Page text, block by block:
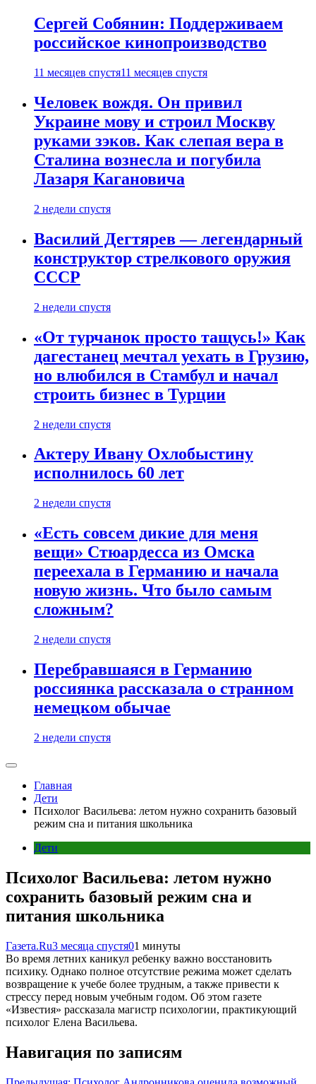
Сергей Собянин: Поддерживаем
российское кинопроизводство
11 месяцев спустя11 месяцев спустя
Человек вождя. Он привил
Украине мову и строил Москву
руками зэков. Как слепая вера в
Сталина вознесла и погубила
Лазаря Кагановича
2 недели спустя
Василий Дегтярев — легендарный
конструктор стрелкового оружия
СССР
2 недели спустя
«От турчанок просто тащусь!» Как
дагестанец мечтал уехать в Грузию,
но влюбился в Стамбул и начал
строить бизнес в Турции
2 недели спустя
Актеру Ивану Охлобыстину
исполнилось 60 лет
2 недели спустя
«Есть совсем дикие для меня
вещи» Стюардесса из Омска
переехала в Германию и начала
новую жизнь. Что было самым
сложным?
2 недели спустя
Перебравшаяся в Германию
россиянка рассказала о странном
немецком обычае
2 недели спустя
Главная
Дети
Психолог Васильева: летом нужно сохранить базовый
режим сна и питания школьника
Дети
Психолог Васильева: летом нужно
сохранить базовый режим сна и
питания школьника
Газета.Ru3 месяца спустя01 минуты
Во время летних каникул ребенку важно восстановить
психику. Однако полное отсутствие режима может сделать
возвращение к учебе более трудным, а также привести к
стрессу перед новым учебным годом. Об этом газете
«Известия» рассказала магистр психологии, практикующий
психолог Елена Васильева.
Навигация по записям